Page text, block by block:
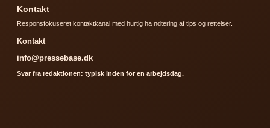
Kontakt
Responsfokuseret kontaktkanal med hurtig ha ndtering af tips og rettelser.
Kontakt
info@pressebase.dk
Svar fra redaktionen: typisk inden for en arbejdsdag.